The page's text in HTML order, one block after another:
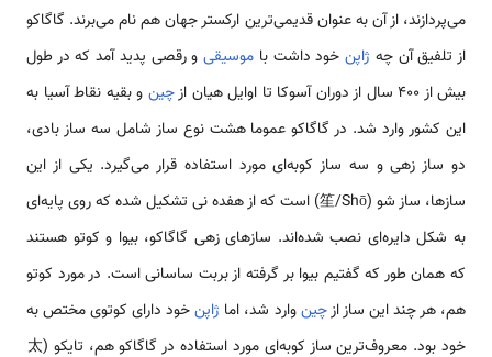
می‌پردازند، از آن به عنوان قدیمی‌ترین ارکستر جهان هم نام می‌برند. گاگاکو
از تلفیق آن چه ژاپنخود داشت با موسیقیو رقصی پدید آمد که در طول
بیش از 400 سال از دوران آسوکا تا اوایل هیان از
چین و بقیه نقاط آسیا به
این کشور وارد شد. در گاگاکو عموما هشت نوع ساز شامل سه ساز بادی،
دو ساز زهی و سه ساز کوبه‌ای مورد استفاده قرار می‌گیرد. یکی از این
سازها، ساز شو (笙/Shō) است که از هفده نی تشکیل شده که روی پایه‌ای
به شکل دایره‌ای نصب شده‌اند. سازهای زهی گاگاکو، بیوا و کوتو هستند
که همان طور که گفتیم بیوا بر گرفته از بربت ساسانی است. در مورد کوتو
هم، هر چند این ساز ازچینوارد شد، اما ژاپنخود دارای کوتوی مختص به
خود بود. معروف‌ترین ساز کوبه‌ای مورد استفاده در گاگاکو هم، تایکو (太